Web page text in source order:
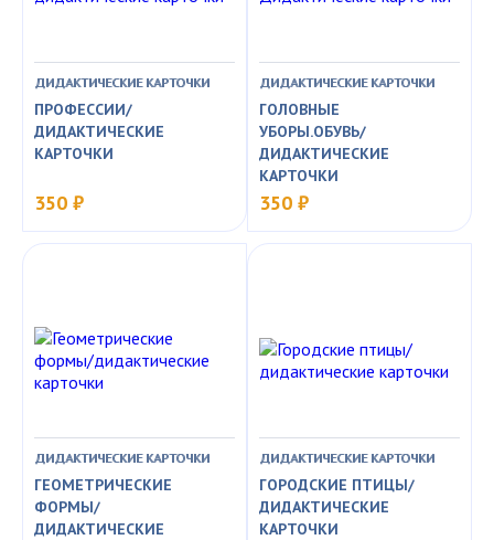
ДИДАКТИЧЕСКИЕ КАРТОЧКИ
ПРОФЕССИИ/
ДИДАКТИЧЕСКИЕ
КАРТОЧКИ
350 ₽
ДИДАКТИЧЕСКИЕ КАРТОЧКИ
ГОЛОВНЫЕ
УБОРЫ.ОБУВЬ/
ДИДАКТИЧЕСКИЕ
КАРТОЧКИ
350 ₽
ДИДАКТИЧЕСКИЕ КАРТОЧКИ
ГЕОМЕТРИЧЕСКИЕ
ФОРМЫ/
ДИДАКТИЧЕСКИЕ
ДИДАКТИЧЕСКИЕ КАРТОЧКИ
ГОРОДСКИЕ ПТИЦЫ/
ДИДАКТИЧЕСКИЕ
КАРТОЧКИ